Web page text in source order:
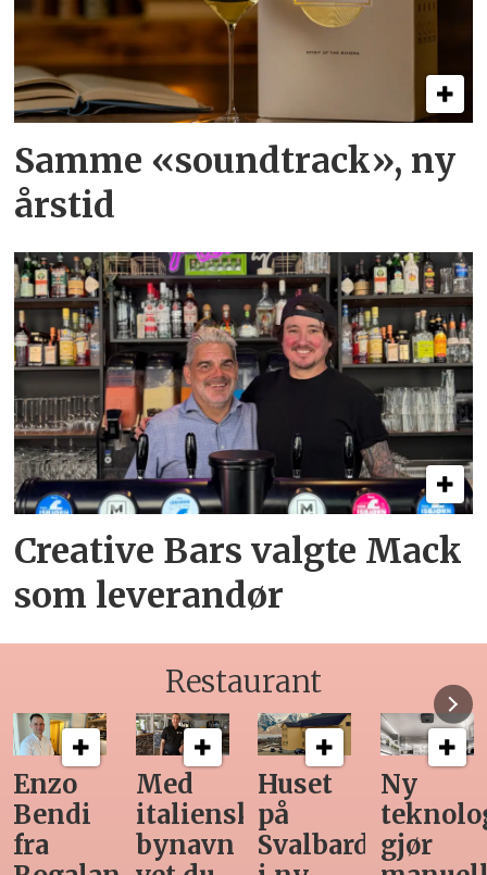
Samme «soundtrack», ny
årstid
Creative Bars valgte Mack
som leverandør
Restaurant
Med
italiensk
bynavn
Huset
på
Svalbard
Ny
teknologi
gjør
Siste
Horeca-